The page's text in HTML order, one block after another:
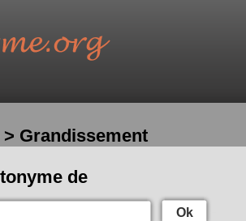
Grandissement
de
Ok